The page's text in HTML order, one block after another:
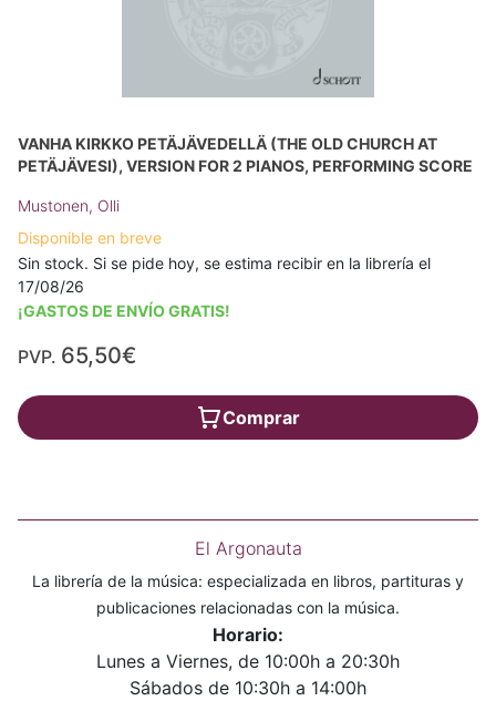
VANHA KIRKKO PETÄJÄVEDELLÄ (THE OLD CHURCH AT
PETÄJÄVESI), VERSION FOR 2 PIANOS, PERFORMING SCORE
Mustonen, Olli
Disponible en breve
Sin stock. Si se pide hoy, se estima recibir en la librería el
17/08/26
¡GASTOS DE ENVÍO GRATIS!
PVP. 65,50€
Comprar
El Argonauta
La librería de la música: especializada en libros, partituras y
publicaciones relacionadas con la música.
Horario:
Lunes a Viernes, de 10:00h a 20:30h
Sábados de 10:30h a 14:00h